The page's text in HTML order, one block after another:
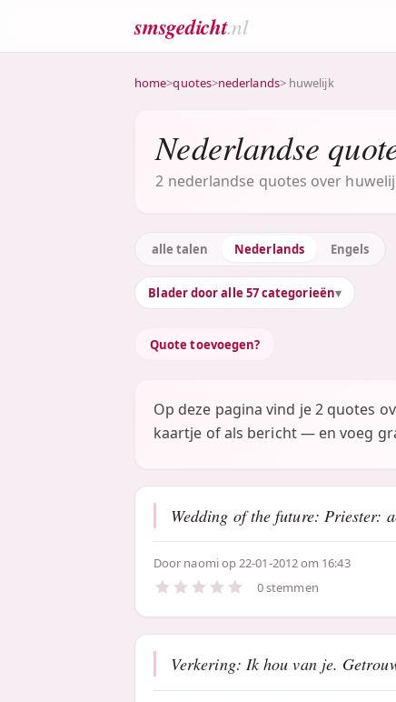
smsgedicht.nl
home>quotes>nederlands> huwelijk
Nederlandse
2 nederlandse quotes over
alle talen Nederlands Engels
Blader door alle 57 categorieën
Quote toevoegen?
Op deze pagina vind je 2 quotes
kaartje of als bericht — en voeg
Wedding of the future: Priester:
Door naomiop 22-01-2012 om 16:43
0 stemmen
Verkering: Ik hou van je.